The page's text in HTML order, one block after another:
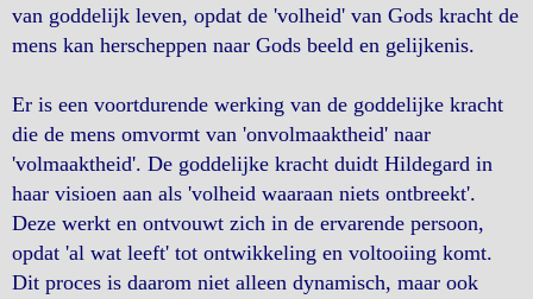
van goddelijk leven, opdat de 'volheid' van Gods kracht de
mens kan herscheppen naar Gods beeld en gelijkenis.
Er is een voortdurende werking van de goddelijke kracht
die de mens omvormt van 'onvolmaaktheid' naar
'volmaaktheid'. De goddelijke kracht duidt Hildegard in
haar visioen aan als 'volheid waaraan niets ontbreekt'.
Deze werkt en ontvouwt zich in de ervarende persoon,
opdat 'al wat leeft' tot ontwikkeling en voltooiing komt.
Dit proces is daarom niet alleen dynamisch, maar ook